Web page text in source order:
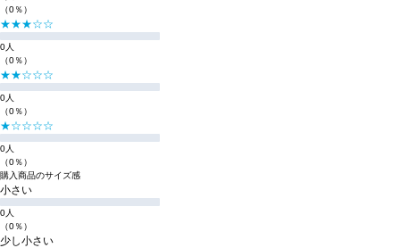
（0％）
★★★☆☆
0人
（0％）
★★☆☆☆
0人
（0％）
★☆☆☆☆
0人
（0％）
購入商品のサイズ感
小さい
0人
（0％）
少し小さい